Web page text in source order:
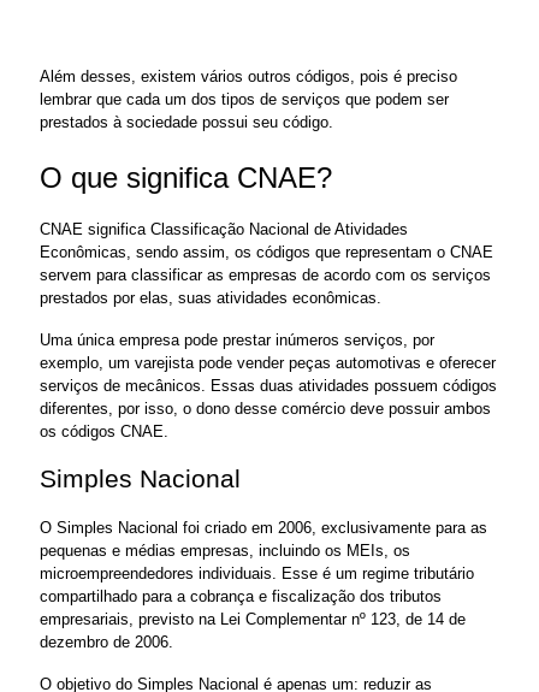
Além desses, existem vários outros códigos, pois é preciso
lembrar que cada um dos tipos de serviços que podem ser
prestados à sociedade possui seu código.
O que significa CNAE?
CNAE significa Classificação Nacional de Atividades
Econômicas, sendo assim, os códigos que representam o CNAE
servem para classificar as empresas de acordo com os serviços
prestados por elas, suas atividades econômicas.
Uma única empresa pode prestar inúmeros serviços, por
exemplo, um varejista pode vender peças automotivas e oferecer
serviços de mecânicos. Essas duas atividades possuem códigos
diferentes, por isso, o dono desse comércio deve possuir ambos
os códigos CNAE.
Simples Nacional
O Simples Nacional foi criado em 2006, exclusivamente para as
pequenas e médias empresas, incluindo os MEIs, os
microempreendedores individuais. Esse é um regime tributário
compartilhado para a cobrança e fiscalização dos tributos
empresariais, previsto na Lei Complementar nº 123, de 14 de
dezembro de 2006.
O objetivo do Simples Nacional é apenas um: reduzir as